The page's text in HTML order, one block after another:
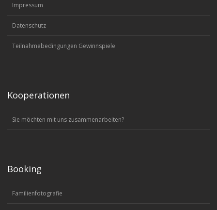
Impressum
Datenschutz
Teilnahmebedingungen Gewinnspiele
Kooperationen
Sie möchten mit uns zusammenarbeiten?
Booking
Familienfotografie